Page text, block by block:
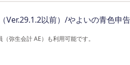
Ver.29.1.2以前）/やよいの青色申告
弥生会計 AE）も利用可能です。